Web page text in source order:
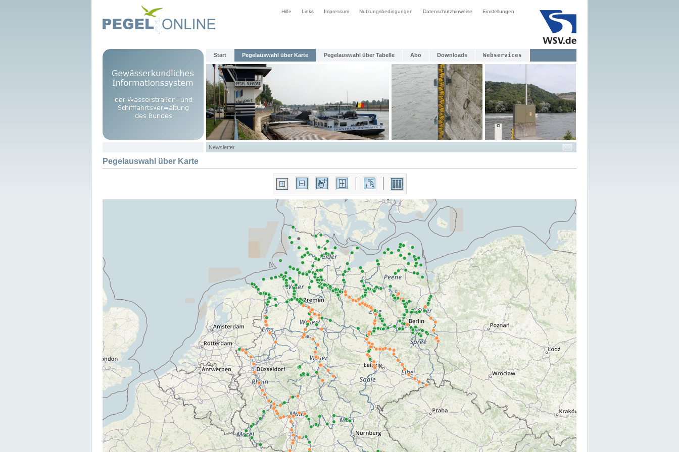
Hilfe Links Impressum Nutzungsbedingungen Datenschutzhinweise Einstellungen
Start Pegelauswahl über Karte Pegelauswahl über Tabelle Abo Downloads Webservices
Newsletter
Pegelauswahl über Karte